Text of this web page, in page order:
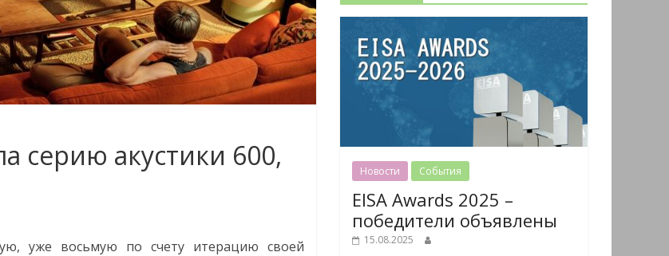
серию акустики 600,
уже восьмую по счету итерацию своей
Новости События
EISA Awards 2025 –
победители объявлены
15.08.2025